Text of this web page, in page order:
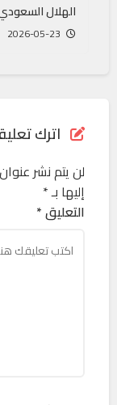
الهلال
اترك
لن يتم نشر
إليها بـ*
التعليق *